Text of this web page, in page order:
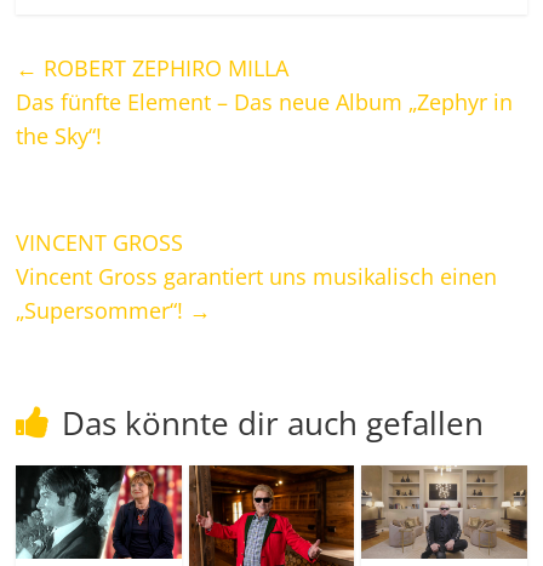
← ROBERT ZEPHIRO MILLA
Das fünfte Element – Das neue Album „Zephyr in
the Sky“!
VINCENT GROSS
Vincent Gross garantiert uns musikalisch einen
„Supersommer“! →
Das könnte dir auch gefallen